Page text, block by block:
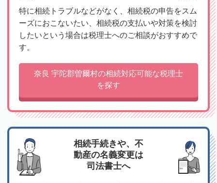
特に相続トラブルなどがなく、相続税の申告をスム
ーズにおこないたい、相続税の支払いや対策を検討
したいという場合は税理士へのご相談がおすすめで
す。
奈良 宇陀郡曽爾村の相続対応可能な税理士
を探す
相続手続きや、不
動産の名義変更は
司法書士へ